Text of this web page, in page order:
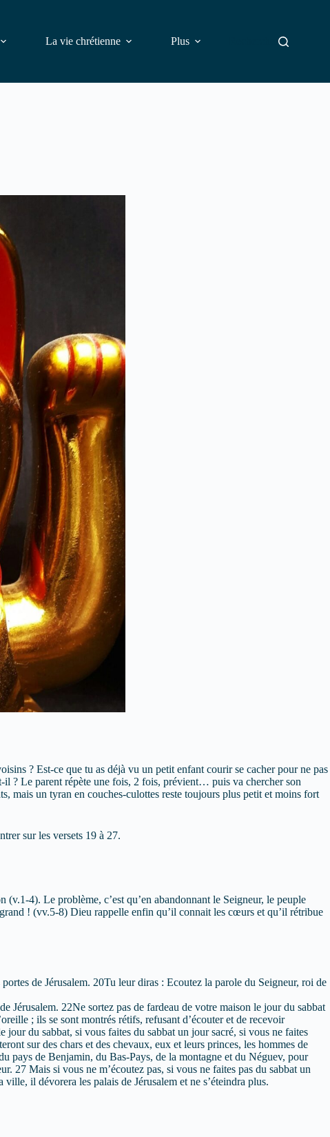
La vie chrétienne Plus
? Est-ce que tu as déjà vu un petit enfant courir se cacher pour ne pas
il ? Le parent répète une fois, 2 fois, prévient… puis va chercher son
mais un tyran en couches-culottes reste toujours plus petit et moins fort
sur les versets 19 à 27.
4). Le problème, c’est qu’en abandonnant le Seigneur, le peuple
! (vv.5-8) Dieu rappelle enfin qu’il connait les cœurs et qu’il rétribue
de Jérusalem. 20Tu leur diras : Ecoutez la parole du Seigneur, roi de
Jérusalem. 22Ne sortez pas de fardeau de votre maison le jour du sabbat
; ils se sont montrés rétifs, refusant d’écouter et de recevoir
du sabbat, si vous faites du sabbat un jour sacré, si vous ne faites
sur des chars et des chevaux, eux et leurs princes, les hommes de
pays de Benjamin, du Bas-Pays, de la montagne et du Néguev, pour
27 Mais si vous ne m’écoutez pas, si vous ne faites pas du sabbat un
il dévorera les palais de Jérusalem et ne s’éteindra plus.